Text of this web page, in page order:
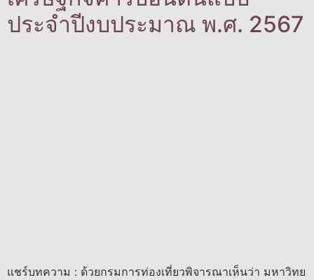
ประจำปีงบประมาณ พ.ศ. 2567
แชร์บทความ : ด้วยกรมการท่องเที่ยวพิจารณาเห็นว่า มหาวิทย